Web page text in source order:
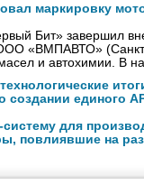
маркировку
Бит» завершил
«ВМПАВТО»
и автохимии. В
создании единого
систему для
повлиявшие на